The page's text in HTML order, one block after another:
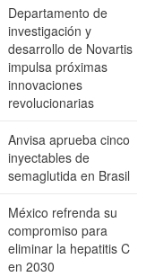
Departamento de
investigación y
desarrollo de Novartis
impulsa próximas
innovaciones
revolucionarias
Anvisa aprueba cinco
inyectables de
semaglutida en Brasil
México refrenda su
compromiso para
eliminar la hepatitis C
en 2030